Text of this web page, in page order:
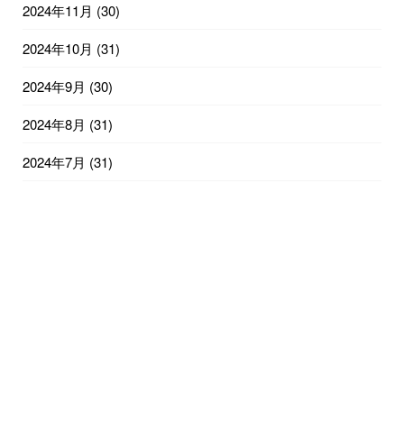
2024年11月 (30)
2024年10月 (31)
2024年9月 (30)
2024年8月 (31)
2024年7月 (31)